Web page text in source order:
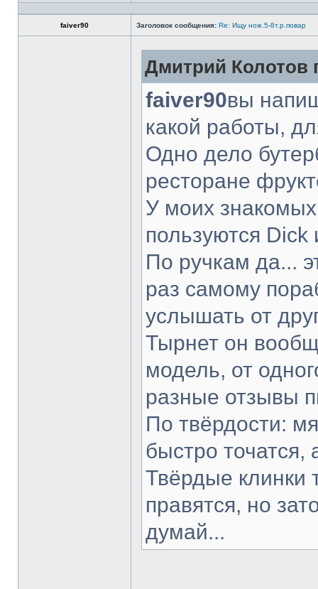
faiver90 Заголовок сообщения: Re: Ищу нож.5-8т.р.повар
Дмитрий Колотов
faiver90вы
какой работы,
Одно дело
ресторане
У моих
пользуются Dick
По ручкам да...
раз самому
услышать от
Тырнет он
модель, от
разные отзывы
По твёрдости:
быстро точатся,
Твёрдые клинки
правятся, но
думай...